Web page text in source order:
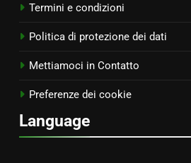
Termini e condizioni
Politica di protezione dei dati
Mettiamoci in Contatto
Preferenze dei cookie
Language